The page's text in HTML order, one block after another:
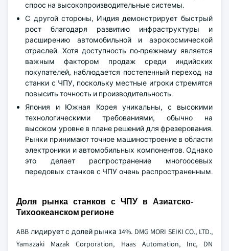
спрос на высокопроизводительные системы.
С другой стороны, Индия демонстрирует быстрый
рост благодаря развитию инфраструктуры и
расширению автомобильной и аэрокосмической
отраслей. Хотя доступность по-прежнему является
важным фактором продаж среди индийских
покупателей, наблюдается постепенный переход на
станки с ЧПУ, поскольку местные игроки стремятся
повысить точность и производительность.
Япония и Южная Корея уникальны, с высокими
технологическими требованиями, обычно на
высоком уровне в плане решений для фрезерования.
Рынки принимают точное машиностроение в области
электроники и автомобильных компонентов. Однако
это делает распространение многоосевых
передовых станков с ЧПУ очень распространенным.
Доля рынка станков с ЧПУ в Азиатско-
Тихоокеанском регионе
ABB лидирует с долей рынка 14%. DMG MORI SEIKI CO., LTD.,
Yamazaki Mazak Corporation, Haas Automation, Inc, DN